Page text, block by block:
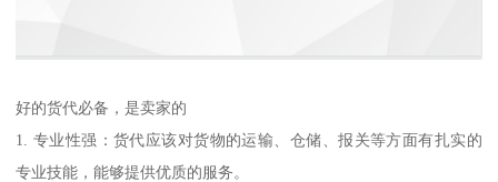
好的货代必备，是卖家的
1. 专业性强：货代应该对货物的运输、仓储、报关等方面有扎实的
专业技能，能够提供优质的服务。